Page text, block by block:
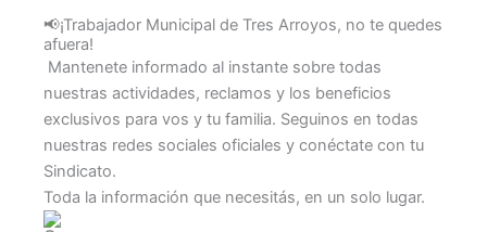
📢¡Trabajador Municipal de Tres Arroyos, no te quedes
afuera!
Mantenete informado al instante sobre todas
nuestras actividades, reclamos y los beneficios
exclusivos para vos y tu familia. Seguinos en todas
nuestras redes sociales oficiales y conéctate con tu
Sindicato.
Toda la información que necesitás, en un solo lugar.